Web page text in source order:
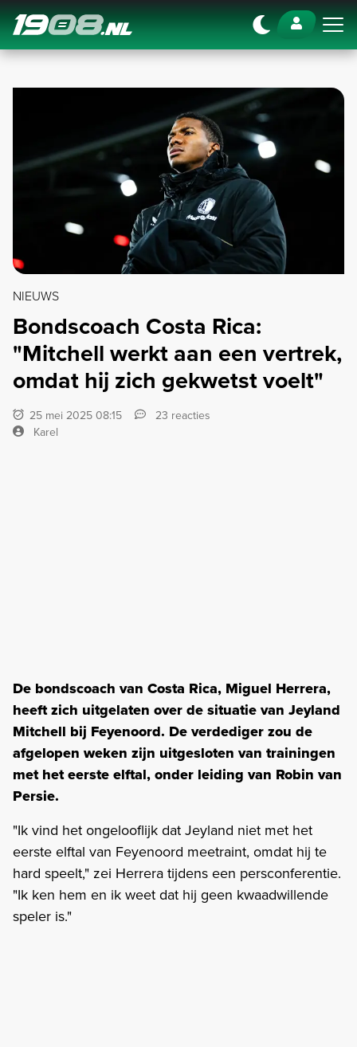
Navigation
NIEUWS
Bondscoach Costa Rica:
"Mitchell werkt aan een vertrek,
omdat hij zich gekwetst voelt"
25 mei 2025 08:15
23 reacties
Karel
De bondscoach van Costa Rica, Miguel Herrera,
heeft zich uitgelaten over de situatie van Jeyland
Mitchell bij Feyenoord. De verdediger zou de
afgelopen weken zijn uitgesloten van trainingen
met het eerste elftal, onder leiding van Robin van
Persie.
"Ik vind het ongelooflijk dat Jeyland niet met het
eerste elftal van Feyenoord meetraint, omdat hij te
hard speelt," zei Herrera tijdens een persconferentie.
"Ik ken hem en ik weet dat hij geen kwaadwillende
speler is."